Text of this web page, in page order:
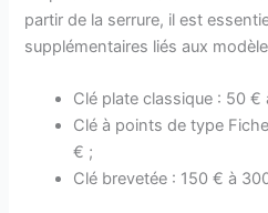
partir de la serrure, il est
supplémentaires liés aux
Clé plate classique : 50 €
Clé à points de type
€ ;
Clé brevetée : 150 € à